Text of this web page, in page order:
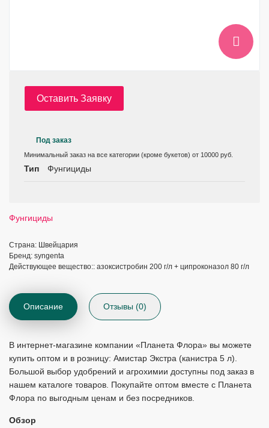
Оставить Заявку
Под заказ
Минимальный заказ на все категории (кроме букетов) от 10000 руб.
Тип Фунгициды
Фунгициды
Страна: Швейцария
Бренд: syngenta
Действующее вещество:: азоксистробин 200 г/л + ципроконазол 80 г/л
Описание Отзывы (0)
В интернет-магазине компании «Планета Флора» вы можете
купить оптом и в розницу: Амистар Экстра (канистра 5 л).
Большой выбор удобрений и агрохимии доступны под заказ в
нашем каталоге товаров. Покупайте оптом вместе с Планета
Флора по выгодным ценам и без посредников.
Обзор